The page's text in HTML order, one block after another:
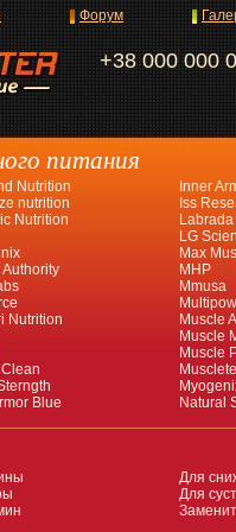
+38 000 000
Форум
питания
Nutrition
nutrition
Nutrition
Authority
Nutrition
Blue
Inner
Iss
Labrada
LG
Max
MHP
Mmusa
Muscle
Muscle
Muscle
Natural
Для
Для